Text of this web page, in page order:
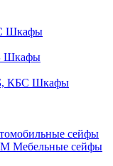
Шкафы
Шкафы
Шкафы
сейфы
Мебельные сейфы